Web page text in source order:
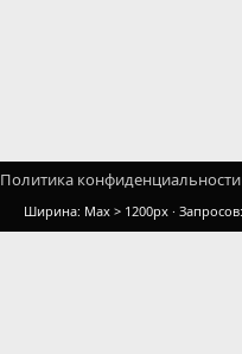
Политика конфиденциальности
Ширина Запросов